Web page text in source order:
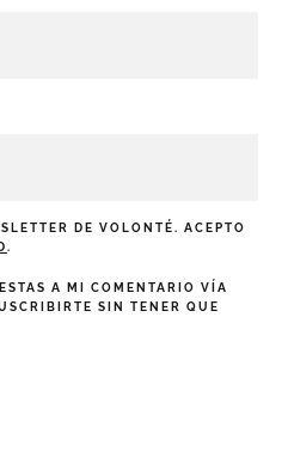
DE VOLONTÉ. ACEPTO
.
A MI COMENTARIO VÍA
SIN TENER QUE